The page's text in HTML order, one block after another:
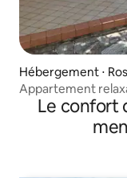
Hébergement ⋅
Appartement
Le confort